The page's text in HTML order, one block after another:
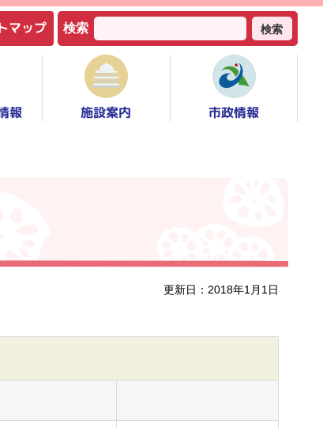
マップ 検索 検索
報 施設案内 市政情報
更新日：2018年1月1日